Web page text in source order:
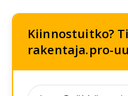
Kiinnostuitko?
rakentaja.pro-